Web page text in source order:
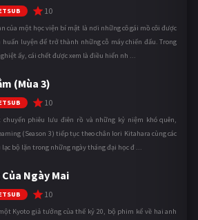
10
của một học viện bí mật là nơi những cô gái mồ côi được
huấn luyện để trở thành những cỗ máy chiến đấu. Trong
ấy, cái chết được xem là điều hiển nh ...
(Mùa 3)
10
chuyến phiêu lưu điên rồ và những kỷ niệm khó quên,
(Season 3) tiếp tục theo chân Iori Kitahara cùng các
lạc bộ lặn trong những ngày tháng đại học đ ...
Ngày Mai
10
Kyoto giả tưởng của thế kỷ 20, bộ phim kể về hai anh